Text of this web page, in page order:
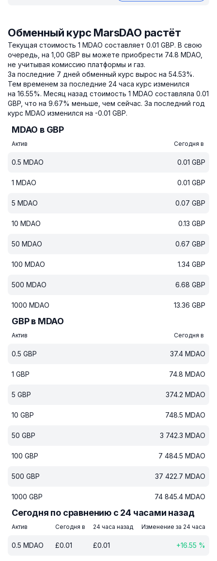
Обменный курс MarsDAO растёт
Текущая стоимость 1 MDAO составляет 0.01 GBP. В свою
очередь, на 1,00 GBP вы можете приобрести 74.8 MDAO,
не учитывая комиссию платформы и газ.
За последние 7 дней обменный курс вырос на 54.53%.
Тем временем за последние 24 часа курс изменился
на 16.55%. Месяц назад стоимость 1 MDAO составляла 0.01
GBP, что на 9.67% меньше, чем сейчас. За последний год
курс MDAO изменился на -0.01 GBP.
MDAO в GBP
Актив Сегодня в
0.5 MDAO 0.01 GBP
1 MDAO 0.01 GBP
5 MDAO 0.07 GBP
10 MDAO 0.13 GBP
50 MDAO 0.67 GBP
100 MDAO 1.34 GBP
500 MDAO 6.68 GBP
1000 MDAO 13.36 GBP
GBP в MDAO
Актив Сегодня в
0.5 GBP 37.4 MDAO
1 GBP 74.8 MDAO
5 GBP 374.2 MDAO
10 GBP 748.5 MDAO
50 GBP 3 742.3 MDAO
100 GBP 7 484.5 MDAO
500 GBP 37 422.7 MDAO
1000 GBP 74 845.4 MDAO
Сегодня по сравнению с 24 часами назад
Актив Сегодня в 24 часа назад Изменение за 24 часа
0.5 MDAO £0.01 £0.01 +16.55 %